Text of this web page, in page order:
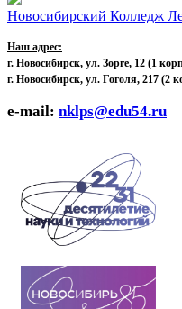
Новосибирский Колледж
Наш адрес:
г. Новосибирск, ул. Зорге, 12 (1
г. Новосибирск, ул. Гоголя, 217 (2
e-mail: nklps@edu54.ru